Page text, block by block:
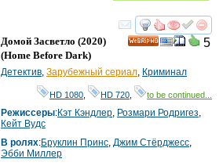
смотреть
5
Домой Засветло (2020)
(Home Before Dark)
Детектив, Зарубежный сериал, Криминал
HD 1080 HD 720 to be continued...
Режиссеры:Кэт Кэндлер, Розмари Родригез,
Кейт Вудс
В ролях:Бруклин Принс, Джим Стёрджесс,
Эбби Миллер